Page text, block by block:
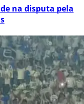
na disputa pela